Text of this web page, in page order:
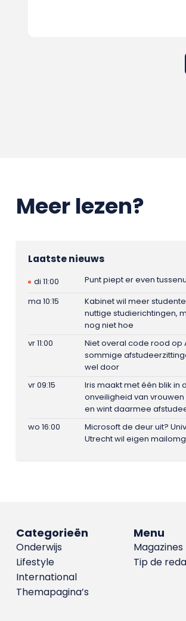
Meer lezen?
Laatste nieuws
di 11:00
Punt piept er even
ma 10:15
Kabinet wil meer
nuttige studierichtingen,
nog niet hoe
vr 11:00
Niet overal code rood op
sommige
wel door
vr 09:15
Iris maakt met één blik in
onveiligheid van
en wint daarmee
wo 16:00
Microsoft de deur uit?
Utrecht wil eigen
Menu
Magazines
Tip de
Categorieën
Onderwijs
Lifestyle
International
Themapagina’s